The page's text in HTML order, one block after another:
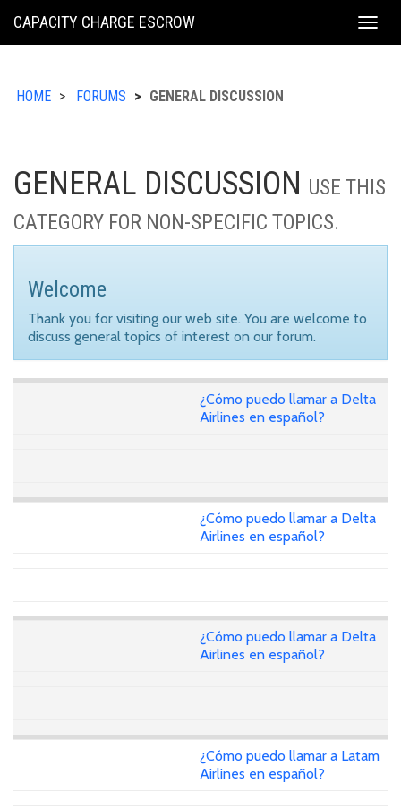
KING
CAPACITY CHARGE ESCROW
HOME FORUMS GENERAL DISCUSSION
GENERAL DISCUSSION USE THIS
CATEGORY FOR NON-SPECIFIC TOPICS.
Welcome
Thank you for visiting our web site. You are welcome to
discuss general topics of interest on our forum.
¿Cómo puedo llamar a Delta
Airlines en español?
¿Cómo puedo llamar a Delta
Airlines en español?
¿Cómo puedo llamar a Delta
Airlines en español?
¿Cómo puedo llamar a Latam
Airlines en español?